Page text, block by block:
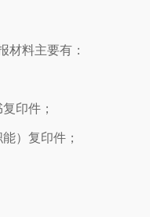
材料主要有：
印件；
）复印件；